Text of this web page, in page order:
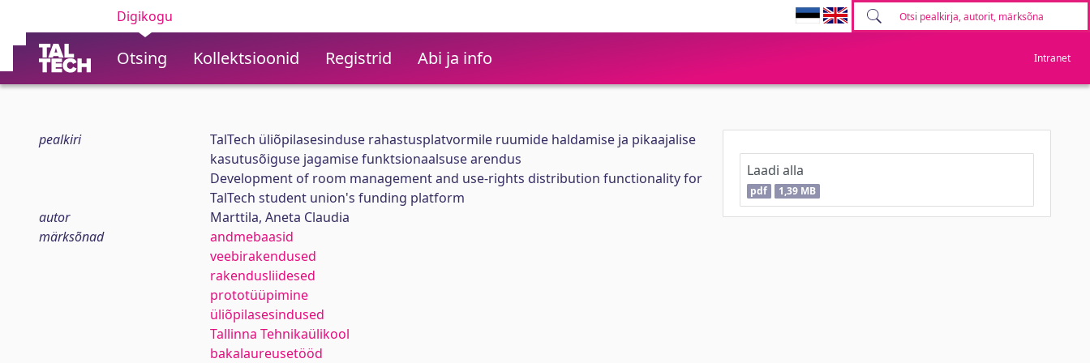
Digikogu
Otsing Kollektsioonid Registrid Abi ja info Intranet
pealkiri
TalTech üliõpilasesinduse rahastusplatvormile ruumide haldamise ja pikaajalise
kasutusõiguse jagamise funktsionaalsuse arendus
Development of room management and use-rights distribution functionality for
TalTech student union's funding platform
autor
Marttila, Aneta Claudia
märksõnad
andmebaasid
veebirakendused
rakendusliidesed
prototüüpimine
üliõpilasesindused
Tallinna Tehnikaülikool
bakalaureusetööd
Laadi alla
pdf 1,39 MB